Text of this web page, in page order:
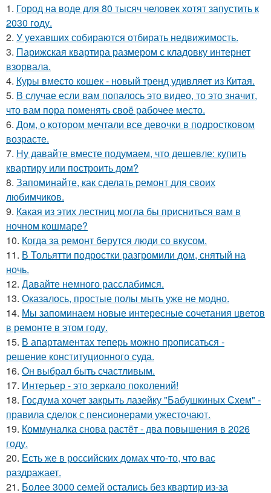
1. Город на воде для 80 тысяч человек хотят запустить к
2030 году.
2. У уехавших собираются отбирать недвижимость.
3. Парижская квартира размером с кладовку интернет
взорвала.
4. Куры вместо кошек - новый тренд удивляет из Китая.
5. В случае если вам попалось это видео, то это значит,
что вам пора поменять своё рабочее место.
6. Дом, о котором мечтали все девочки в подростковом
возрасте.
7. Ну давайте вместе подумаем, что дешевле: купить
квартиру или построить дом?
8. Запоминайте, как сделать ремонт для своих
любимчиков.
9. Какая из этих лестниц могла бы присниться вам в
ночном кошмаре?
10. Когда за ремонт берутся люди со вкусом.
11. В Тольятти подростки разгромили дом, снятый на
ночь.
12. Давайте немного расслабимся.
13. Оказалось, простые полы мыть уже не модно.
14. Мы запоминаем новые интересные сочетания цветов
в ремонте в этом году.
15. В апартаментах теперь можно прописаться -
решение конституционного суда.
16. Он выбрал быть счастливым.
17. Интерьер - это зеркало поколений!
18. Госдума хочет закрыть лазейку "Бабушкиных Схем" -
правила сделок с пенсионерами ужесточают.
19. Коммуналка снова растёт - два повышения в 2026
году.
20. Есть же в российских домах что-то, что вас
раздражает.
21. Более 3000 семей остались без квартир из-за